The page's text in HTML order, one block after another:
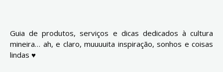
Guia de produtos, serviços e dicas dedicados à cultura
mineira… ah, e claro, muuuuita inspiração, sonhos e coisas
lindas ♥